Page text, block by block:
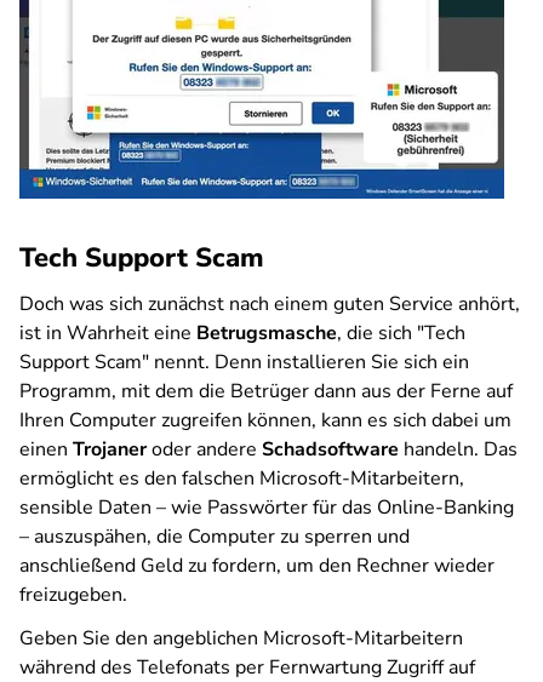
Tech Support Scam
Doch was sich zunächst nach einem guten Service anhört,
ist in Wahrheit eine Betrugsmasche, die sich "Tech
Support Scam" nennt. Denn installieren Sie sich ein
Programm, mit dem die Betrüger dann aus der Ferne auf
Ihren Computer zugreifen können, kann es sich dabei um
einen Trojaneroder andere Schadsoftware handeln. Das
ermöglicht es den falschen Microsoft-Mitarbeitern,
sensible Daten – wie Passwörter für das Online-Banking
– auszuspähen, die Computer zu sperren und
anschließend Geld zu fordern, um den Rechner wieder
freizugeben.
Geben Sie den angeblichen Microsoft-Mitarbeitern
während des Telefonats per Fernwartung Zugriff auf